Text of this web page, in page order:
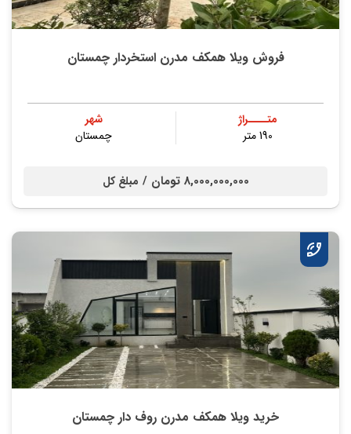
فروش ویلا همکف مدرن استخردار چمستان
متــــراژ
190 متر
شهر
چمستان
8,000,000,000 تومان / مبلغ کل
خرید ویلا همکف مدرن روف دار چمستان